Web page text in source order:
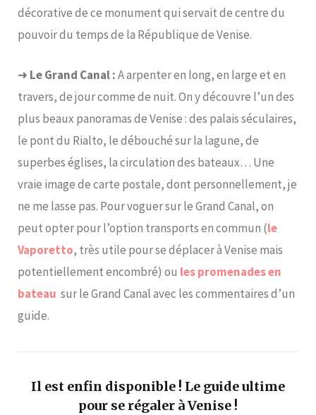
décorative de ce monument qui servait de centre du
pouvoir du temps de la République de Venise.
➜ Le Grand Canal :A arpenter en long, en large et en
travers, de jour comme de nuit. On y découvre l’un des
plus beaux panoramas de Venise : des palais séculaires,
le pont du Rialto, le débouché sur la lagune, de
superbes églises, la circulation des bateaux… Une
vraie image de carte postale, dont personnellement, je
ne me lasse pas. Pour voguer sur le Grand Canal, on
peut opter pour l’option transports en commun (le
Vaporetto, très utile pour se déplacer à Venise mais
potentiellement encombré) ou les promenades en
bateau sur le Grand Canal avec les commentaires d’un
guide.
Il est enfin disponible ! Le guide ultime
pour se régaler à Venise !